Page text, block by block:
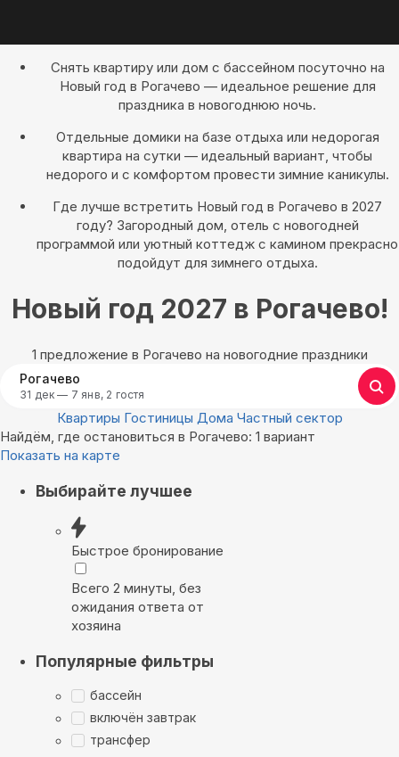
Снять квартиру или дом с бассейном посуточно на
Новый год в Рогачево — идеальное решение для
праздника в новогоднюю ночь.
Отдельные домики на базе отдыха или недорогая
квартира на сутки — идеальный вариант, чтобы
недорого и с комфортом провести зимние каникулы.
Где лучше встретить Новый год в Рогачево в 2027
году? Загородный дом, отель с новогодней
программой или уютный коттедж с камином прекрасно
подойдут для зимнего отдыха.
Новый год 2027 в Рогачево!
1 предложение в Рогачево на новогодние праздники
Рогачево
31 дек — 7 янв, 2 гостя
Квартиры Гостиницы Дома Частный сектор
Найдём, где остановиться в Рогачево: 1 вариант
Показать на карте
Выбирайте лучшее
Быстрое бронирование
Всего 2 минуты, без
ожидания ответа от
хозяина
Популярные фильтры
бассейн
включён завтрак
трансфер